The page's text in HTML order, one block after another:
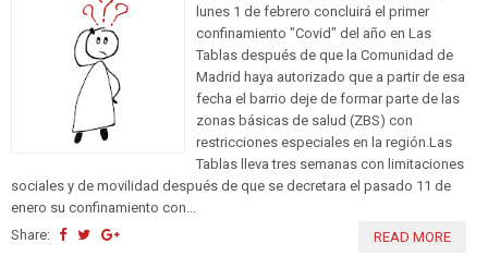
lunes 1 de febrero concluirá el primer
confinamiento "Covid" del año en Las
Tablas después de que la Comunidad de
Madrid haya autorizado que a partir de esa
fecha el barrio deje de formar parte de las
zonas básicas de salud (ZBS) con
restricciones especiales en la región.Las
Tablas lleva tres semanas con limitaciones
sociales y de movilidad después de que se decretara el pasado 11 de
enero su confinamiento con...
Share:
READ MORE